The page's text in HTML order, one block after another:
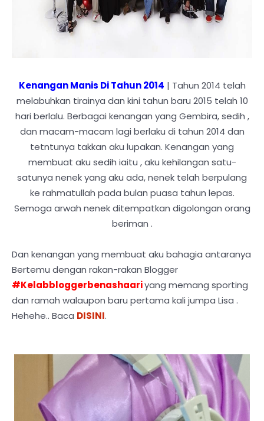
Kenangan Manis Di Tahun 2014 | Tahun 2014 telah
melabuhkan tirainya dan kini tahun baru 2015 telah 10
hari berlalu. Berbagai kenangan yang Gembira, sedih ,
dan macam-macam lagi berlaku di tahun 2014 dan
tetntunya takkan aku lupakan. Kenangan yang
membuat aku sedih iaitu , aku kehilangan satu-
satunya nenek yang aku ada, nenek telah berpulang
ke rahmatullah pada bulan puasa tahun lepas.
Semoga arwah nenek ditempatkan digolongan orang
beriman .
Dan kenangan yang membuat aku bahagia antaranya
Bertemu dengan rakan-rakan Blogger
#Kelabbloggerbenashaariyang memang sporting
dan ramah walaupon baru pertama kali jumpa Lisa .
Hehehe.. Baca DISINI.